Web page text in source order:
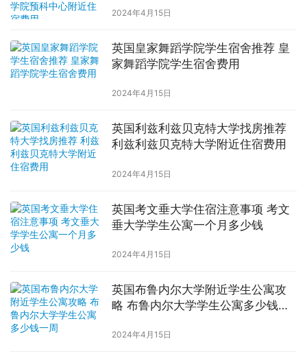
2024年4月15日
英国皇家舞蹈学院学生宿舍推荐 皇
家舞蹈学院学生宿舍费用
2024年4月15日
英国利兹利兹贝克特大学找房推荐
利兹利兹贝克特大学附近住宿费用
2024年4月15日
英国考文垂大学住宿注意事项 考文
垂大学学生公寓一个月多少钱
2024年4月15日
英国布鲁内尔大学附近学生公寓攻
略 布鲁内尔大学学生公寓多少钱一
2024年4月15日